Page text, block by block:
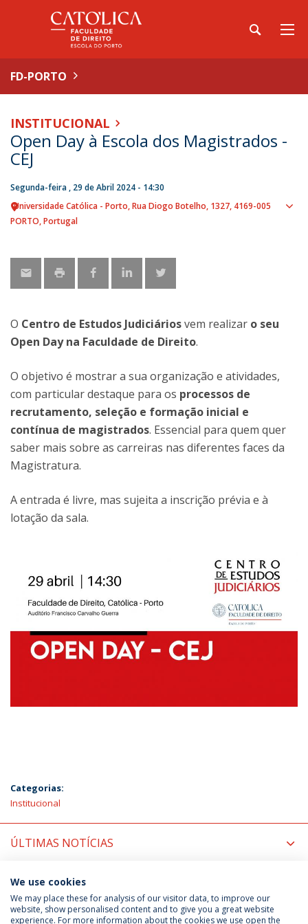
FD-PORTO
INSTITUCIONAL
Open Day à Escola dos Magistrados -
CEJ
Segunda-feira , 29 de Abril 2024 - 14:30
Universidade Católica - Porto Rua Diogo Botelho, 1327 4169-005
PORTO Portugal
O Centro de Estudos Judiciáriosvem realizar o seu
Open Day na Faculdade de Direito.
O objetivo é mostrar a sua organização e atividades,
com particular destaque para os processos de
recrutamento, seleção e formação inicial e
contínua de magistrados. Essencial para quem quer
saber mais sobre as carreiras nas diferentes faces da
Magistratura.
A entrada é livre, mas sujeita a inscrição prévia e à
lotação da sala.
Categorias:
Institucional
ÚLTIMAS NOTÍCIAS
PRÓXIMOS EVENTOS
We use cookies
We may place these for analysis of our visitor data, to improve our
website, show personalised content and to give you a great website
experience. For more information about the cookies we use open the